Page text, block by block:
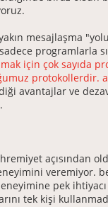
mesajlaşma
programlarla
için çok sayıda
protokollerdir.
avantajlar ve
açısından
veremiyor.
pek
tek kişi